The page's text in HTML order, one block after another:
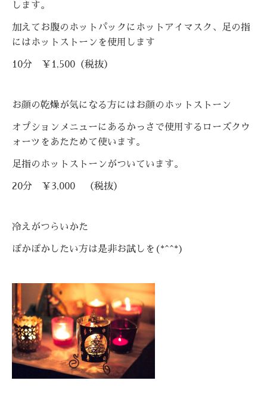
します。
加えてお腹のホットパックにホットアイマスク、足の指
にはホットストーンを使用します
10分 ￥1,500（税抜）
お顔の乾燥が気になる方にはお顔のホットストーン
オプションメニューにあるかっさで使用するローズクウ
ォーツをあたためて使います。
足指のホットストーンがついています。
20分 ￥3,000 （税抜）
冷えがつらいかた
ぽかぽかしたい方は是非お試しを(*^^*)